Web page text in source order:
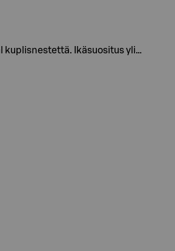
kuplisnestettä. Ikäsuositus yli…